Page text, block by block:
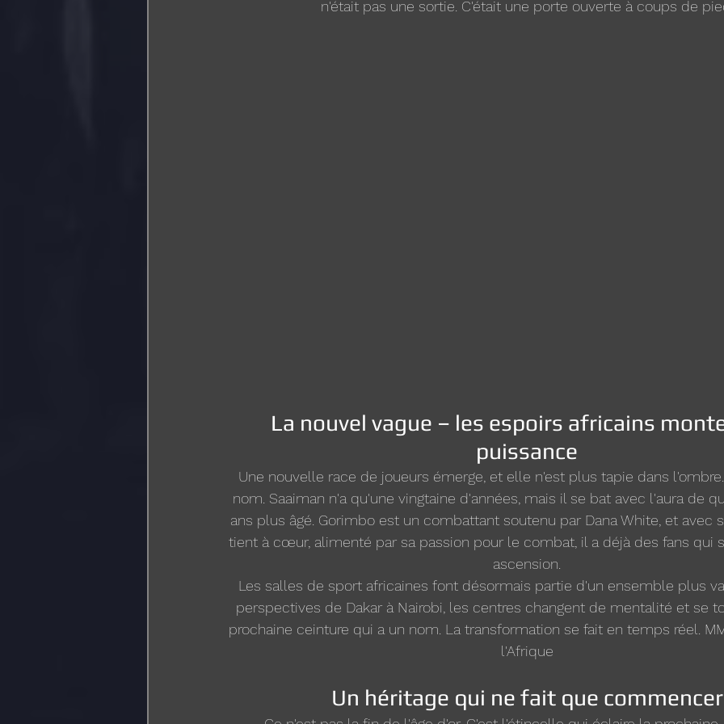
n'était pas une sortie. C'était une porte ouverte à coups de
La nouvel vague – les espoirs africains
puissance
Une nouvelle race de joueurs émerge, et elle n'est plus tapie dans
nom. Saaiman n'a qu'une vingtaine d'années, mais il se bat avec l'aura de
ans plus âgé. Gorimbo est un combattant soutenu par Dana White, et avec
tient à cœur, alimenté par sa passion pour le combat, il a déjà des fans qui
ascension.
Les salles de sport africaines font désormais partie d'un ensemble plus
perspectives de Dakar à Nairobi, les centres changent de mentalité et se
prochaine ceinture qui a un nom. La transformation se fait en temps réel.
l'Afrique
Un héritage qui ne fait que commencer